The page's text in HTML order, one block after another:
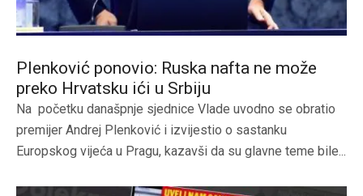
Plenković ponovio: Ruska nafta ne može
preko Hrvatsku ići u Srbiju
Na početku današpnje sjednice Vlade uvodno se obratio
premijer Andrej Plenković i izvijestio o sastanku
Europskog vijeća u Pragu, kazavši da su glavne teme bile...